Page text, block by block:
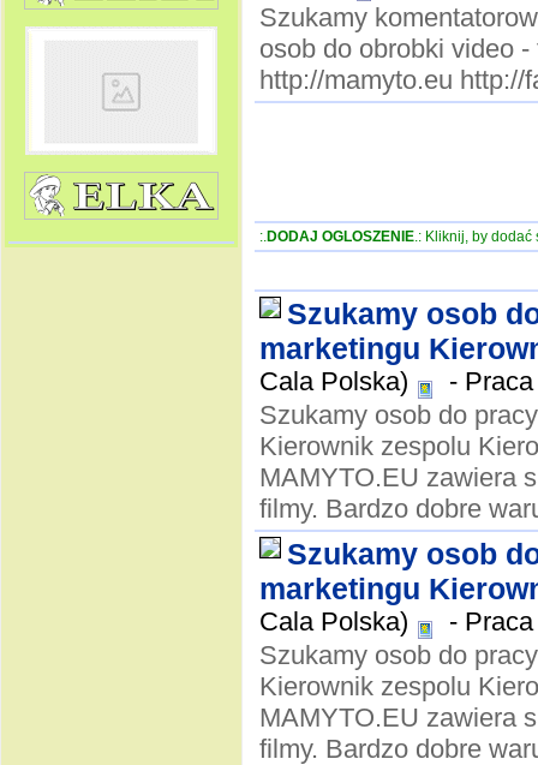
Szukamy
osob do obrobki video
http://mamyto.eu http://
:.DODAJ OGLOSZENIE.: Kliknij, by dodać
Szukamy osob
marketingu
Cala Polska) -
Szukamy osob do
Kierownik zespolu
MAMYTO.EU zawiera
filmy. Bardzo dobre
Szukamy osob
marketingu
Cala Polska) -
Szukamy osob do
Kierownik zespolu
MAMYTO.EU zawiera
filmy. Bardzo dobre